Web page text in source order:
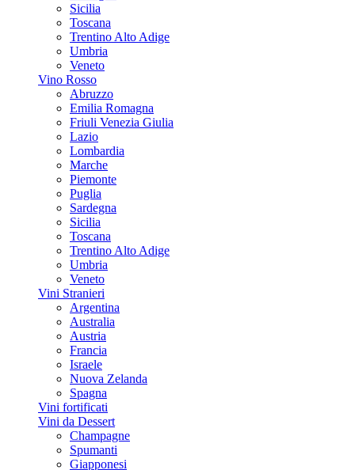
Sicilia
Toscana
Trentino Alto Adige
Umbria
Veneto
Vino Rosso
Abruzzo
Emilia Romagna
Friuli Venezia Giulia
Lazio
Lombardia
Marche
Piemonte
Puglia
Sardegna
Sicilia
Toscana
Trentino Alto Adige
Umbria
Veneto
Vini Stranieri
Argentina
Australia
Austria
Francia
Israele
Nuova Zelanda
Spagna
Vini fortificati
Vini da Dessert
Champagne
Spumanti
Giapponesi